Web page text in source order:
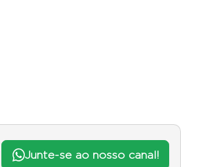
Junte-se ao nosso canal!